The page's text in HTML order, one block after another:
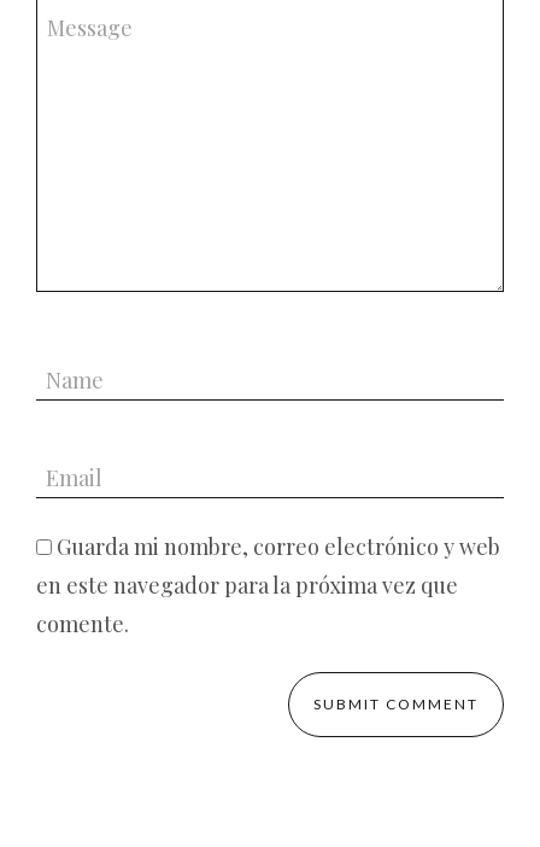
Guarda mi nombre, correo electrónico y web
en este navegador para la próxima vez que
comente.